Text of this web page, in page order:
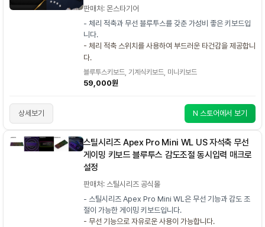
판매처: 몬스타기어
- 체리 적축과 무선 블루투스를 갖춘 가성비 좋은 키보드입
니다.
- 체리 적축 스위치를 사용하여 부드러운 타건감을 제공합니
다.
블루투스키보드, 기계식키보드, 미니키보드
59,000원
상세보기 N 스토어에서 보기
스틸시리즈 Apex Pro Mini WL US 자석축 무선
게이밍 키보드 블루투스 감도조절 동시입력 매크로
설정
판매처: 스틸시리즈 공식몰
- 스틸시리즈 Apex Pro Mini WL은 무선 기능과 감도 조
절이 가능한 게이밍 키보드입니다.
- 무선 기능으로 자유로운 사용이 가능합니다.